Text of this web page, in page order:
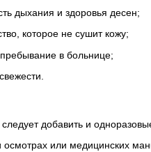
дыхания и здоровья десен;
которое не сушит кожу;
в больнице;
добавить и
или медицинских